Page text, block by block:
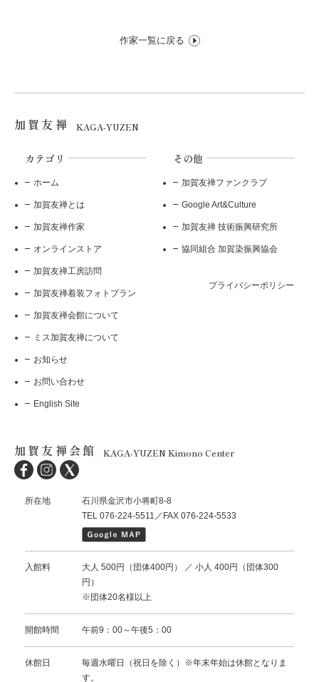
作家一覧に戻る
加賀友禅 KAGA-YUZEN
カテゴリ
ホーム
加賀友禅とは
加賀友禅作家
オンラインストア
加賀友禅工房訪問
加賀友禅着装フォトプラン
加賀友禅会館について
ミス加賀友禅について
お知らせ
お問い合わせ
English Site
その他
加賀友禅ファンクラブ
Google Art&Culture
加賀友禅 技術振興研究所
協同組合 加賀染振興協会
プライバシーポリシー
加賀友禅会館 KAGA-YUZEN Kimono Center
所在地
石川県金沢市小将町8-8
TEL 076-224-5511／FAX 076-224-5533
入館料
大人 500円（団体400円） ／ 小人 400円（団体300
円）
※団体20名様以上
開館時間 午前9：00～午後5：00
休館日
毎週水曜日（祝日を除く）※年末年始は休館となりま
す。